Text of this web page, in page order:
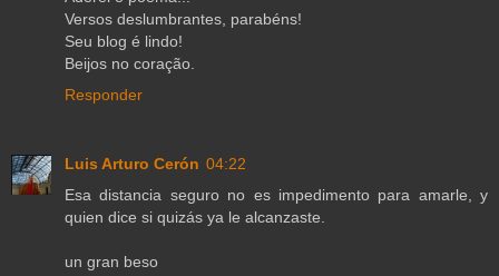
Versos deslumbrantes, parabéns!
Seu blog é lindo!
Beijos no coração.
Responder
Luis Arturo Cerón 04:22
Esa distancia seguro no es impedimento para amarle, y
quien dice si quizás ya le alcanzaste.
un gran beso